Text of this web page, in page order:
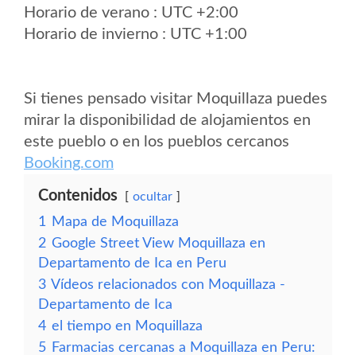
Horario de verano : UTC +2:00
Horario de invierno : UTC +1:00
Si tienes pensado visitar Moquillaza puedes
mirar la disponibilidad de alojamientos en
este pueblo o en los pueblos cercanos
Booking.com
Contenidos ocultar
1
Mapa de Moquillaza
2 Google Street View Moquillaza en
Departamento de Ica en Peru
3 Vídeos relacionados con Moquillaza -
Departamento de Ica
4 el tiempo en Moquillaza
5 Farmacias cercanas a Moquillaza en Peru: